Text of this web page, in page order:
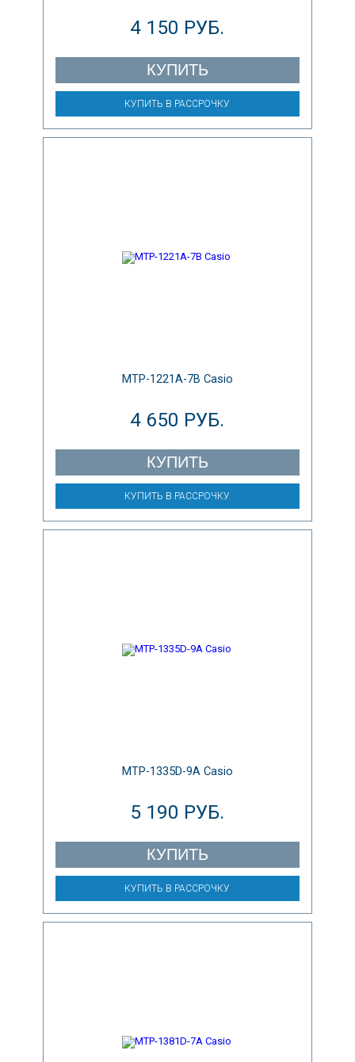
4 150 РУБ.
КУПИТЬ
КУПИТЬ В РАССРОЧКУ
MTP-1221A-7B Casio
4 650 РУБ.
КУПИТЬ
КУПИТЬ В РАССРОЧКУ
MTP-1335D-9A Casio
5 190 РУБ.
КУПИТЬ
КУПИТЬ В РАССРОЧКУ